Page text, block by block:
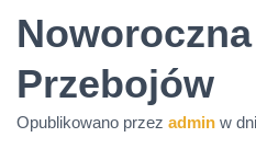
Przebojów
Opublikowano przez admin w